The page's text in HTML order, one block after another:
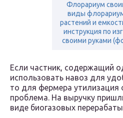
Флорариум
виды
растений и
инструкция по
своими руками
Если частник, содержащий
использовать навоз для
то для фермера утилизация
проблема. На выручку
виде биогазовых